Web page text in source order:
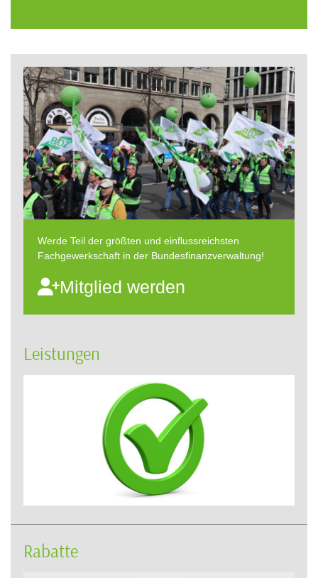
Werde Teil der größten und einflussreichsten
Fachgewerkschaft in der Bundesfinanzverwaltung!
Mitglied werden
Leistungen
Rabatte